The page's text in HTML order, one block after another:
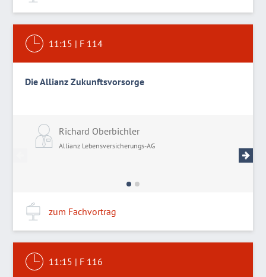
11:15 | F 114
Die Allianz Zukunftsvorsorge
Richard Oberbichler
Allianz Lebensversicherungs-AG
zum Fachvortrag
11:15 | F 116